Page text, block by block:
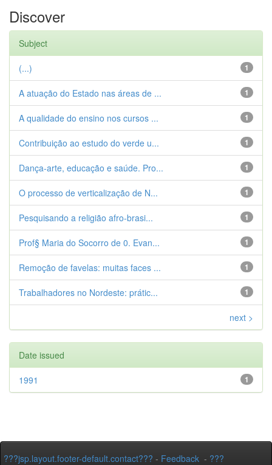
Discover
Subject
1
(...)
1
A atuação do Estado nas áreas de ...
1
A qualidade do ensino nos cursos ...
1
Contribuição ao estudo do verde u...
1
Dança-arte, educação e saúde. Pro...
1
O processo de verticalização de N...
1
Pesquisando a religião afro-brasi...
1
Prof§ Maria do Socorro de 0. Evan...
1
Remoção de favelas: muitas faces ...
1
Trabalhadores no Nordeste: prátic...
next >
Date issued
1
1991
???jsp.layout.footer-default.contact??? - Feedback - ???